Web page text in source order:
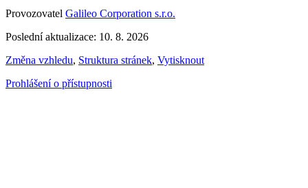
Provozovatel Galileo Corporation s.r.o.
Poslední aktualizace: 10. 8. 2026
Změna vzhledu, Struktura stránek, Vytisknout
Prohlášení o přístupnosti